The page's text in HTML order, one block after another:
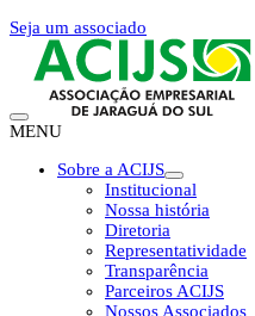
Seja um associado
MENU
Sobre a ACIJS
Institucional
Nossa história
Diretoria
Representatividade
Transparência
Parceiros ACIJS
Nossos Associados